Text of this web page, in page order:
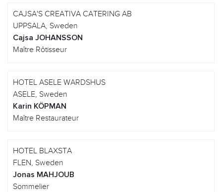
CAJSA'S CREATIVA CATERING AB
UPPSALA, Sweden
Cajsa JOHANSSON
Maître Rôtisseur
HOTEL ASELE WARDSHUS
ASELE, Sweden
Karin KÖPMAN
Maître Restaurateur
HOTEL BLAXSTA
FLEN, Sweden
Jonas MAHJOUB
Sommelier